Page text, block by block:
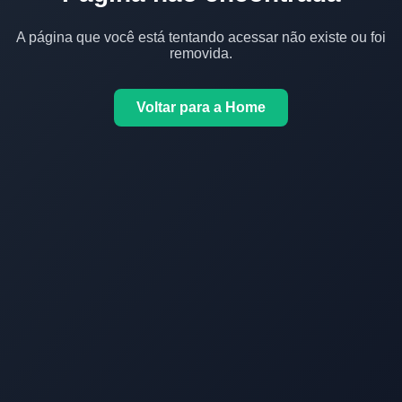
A página que você está tentando acessar não existe ou foi
removida.
Voltar para a Home